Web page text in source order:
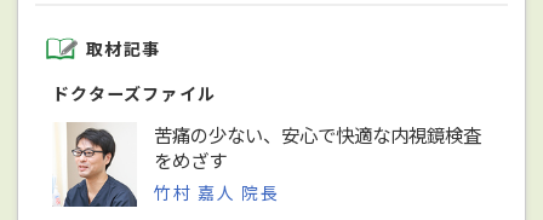
取材記事
ドクターズファイル
苦痛の少ない、安心で快適な内視鏡検査
をめざす
竹村 嘉人 院長